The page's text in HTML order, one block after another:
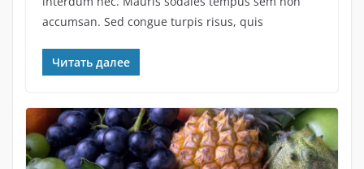
accumsan. Sed congue turpis risus, quis
Читать далее